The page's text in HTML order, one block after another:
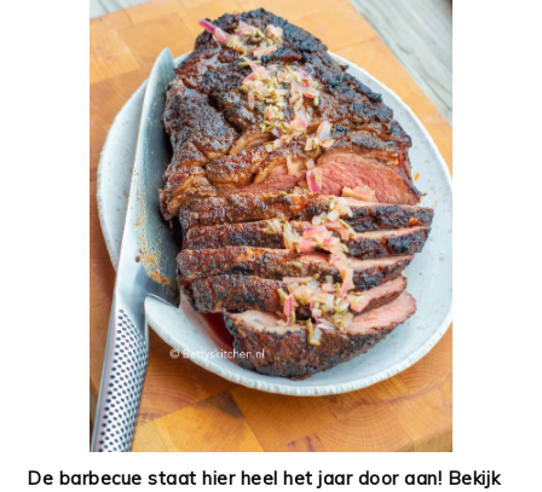
De barbecue staat hier heel het jaar door aan! Bekijk